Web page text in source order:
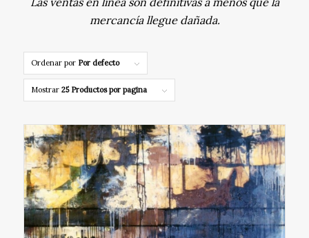
mercancía llegue dañada.
Ordenar por Por defecto
Mostrar 25 Productos por pagina